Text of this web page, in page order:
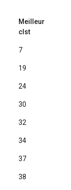
Meilleur
clst
7
19
24
30
32
34
37
38